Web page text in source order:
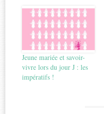
Jeune mariée et savoir-
vivre lors du jour J : les
impératifs !